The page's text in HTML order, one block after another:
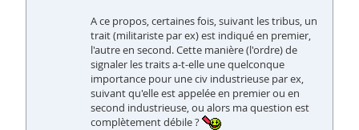
A ce propos, certaines fois, suivant les tribus, un
trait (militariste par ex) est indiqué en premier,
l'autre en second. Cette manière (l'ordre) de
signaler les traits a-t-elle une quelconque
importance pour une civ industrieuse par ex,
suivant qu'elle est appelée en premier ou en
second industrieuse, ou alors ma question est
complètement débile ?